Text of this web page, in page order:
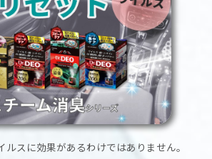
スに効果があるわけではありません。